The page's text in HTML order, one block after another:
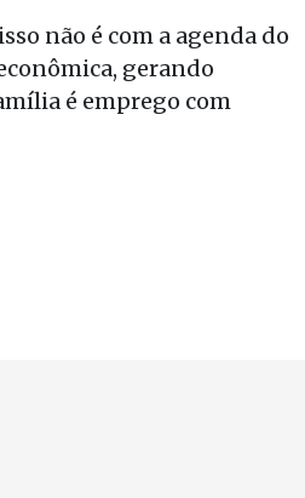
não é com a agenda do
gerando
é emprego com